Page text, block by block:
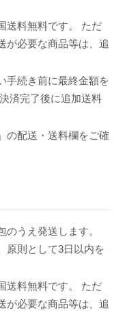
送料無料です。 ただ
が必要な商品等は、追
手続き前に最終金額を
済完了後に追加送料
の配送・送料欄をご確
うえ発送します。
原則として3日以内を
送料無料です。 ただ
が必要な商品等は、追